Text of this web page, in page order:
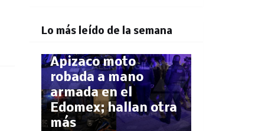
Lo más leído de la semana
¡El GPS los delató!
Apizaco moto
robada a mano
armada en el
Edomex; hallan otra
más